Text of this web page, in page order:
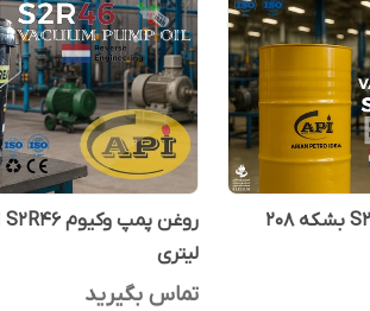
روغن پمپ وکیوم S2R32 بشکه 208
لیتری
تماس بگیرید